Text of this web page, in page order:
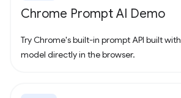
Chrome Prompt AI Demo
Try Chrome's built-in prompt API built
model directly in the browser.